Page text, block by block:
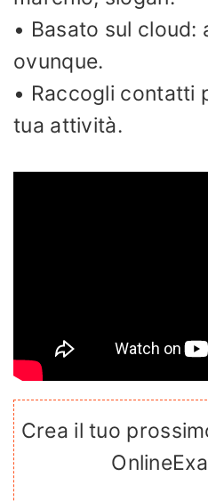
• Basato sul cloud:
ovunque.
• Raccogli contatti
tua attività.
Crea il tuo